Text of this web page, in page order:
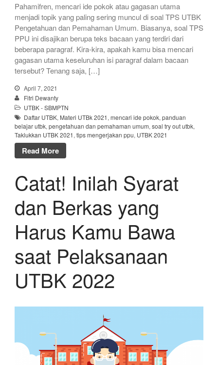
Pahamifren, mencari ide pokok atau gagasan utama
menjadi topik yang paling sering muncul di soal TPS UTBK
Pengetahuan dan Pemahaman Umum. Biasanya, soal TPS
PPU ini disajikan berupa teks bacaan yang terdiri dari
beberapa paragraf. Kira-kira, apakah kamu bisa mencari
gagasan utama keseluruhan isi paragraf dalam bacaan
tersebut? Tenang saja, […]
April 7, 2021
Fitri Dewanty
UTBK - SBMPTN
Daftar UTBK, Materi UTBk 2021, mencari ide pokok, panduan
belajar utbk, pengetahuan dan pemahaman umum, soal try out utbk,
Taklukkan UTBK 2021, tips mengerjakan ppu, UTBK 2021
Read More
Catat! Inilah Syarat
dan Berkas yang
Harus Kamu Bawa
saat Pelaksanaan
UTBK 2022